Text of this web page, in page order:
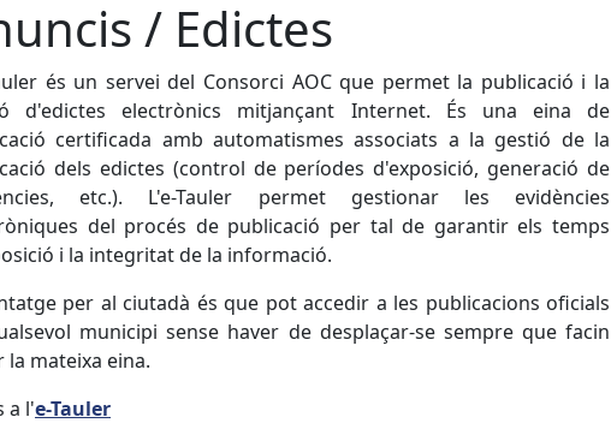
/ Edictes
és un servei del Consorci AOC que permet la publicació i la
d'edictes electrònics mitjançant Internet. És una eina de
certificada amb automatismes associats a la gestió de la
dels edictes (control de períodes d'exposició, generació de
etc.). L'e-Tauler permet gestionar les evidències
del procés de publicació per tal de garantir els temps
i la integritat de la informació.
per al ciutadà és que pot accedir a les publicacions oficials
municipi sense haver de desplaçar-se sempre que facin
la mateixa eina.
a l'e-Tauler